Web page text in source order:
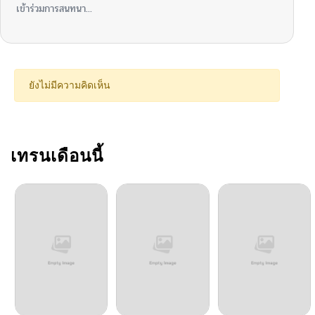
02/07/2026
ตอนที่ 86 02/07/2026
ตอนที่ 84
ตอนที่ 83
ตอนที่ 81 02/07/2026
ตอนที่ 80
เข้าร่วมการสนทนา...
ยังไม่มีความคิดเห็น
เทรนเดือนนี้